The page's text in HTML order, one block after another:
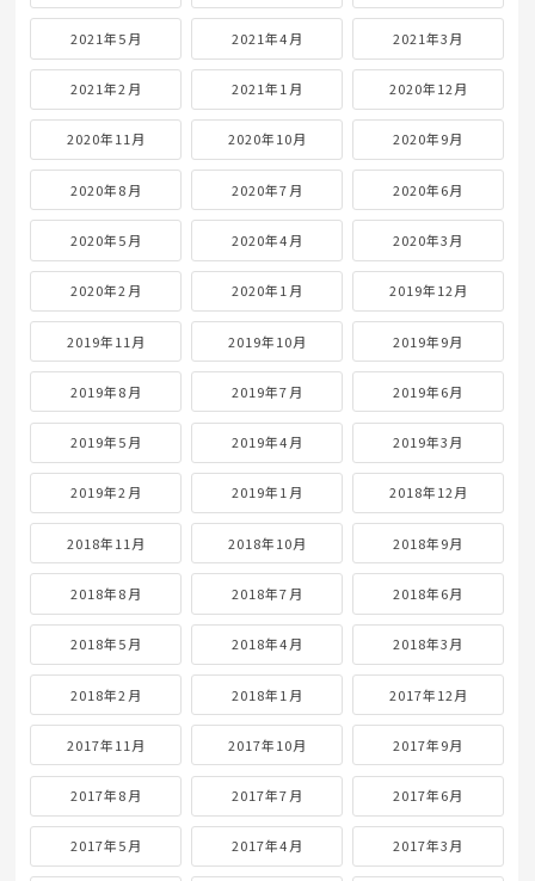
2021年5月 2021年4月 2021年3月
2021年2月 2021年1月 2020年12月
2020年11月 2020年10月 2020年9月
2020年8月 2020年7月 2020年6月
2020年5月 2020年4月 2020年3月
2020年2月 2020年1月 2019年12月
2019年11月 2019年10月 2019年9月
2019年8月 2019年7月 2019年6月
2019年5月 2019年4月 2019年3月
2019年2月 2019年1月 2018年12月
2018年11月 2018年10月 2018年9月
2018年8月 2018年7月 2018年6月
2018年5月 2018年4月 2018年3月
2018年2月 2018年1月 2017年12月
2017年11月 2017年10月 2017年9月
2017年8月 2017年7月 2017年6月
2017年5月 2017年4月 2017年3月